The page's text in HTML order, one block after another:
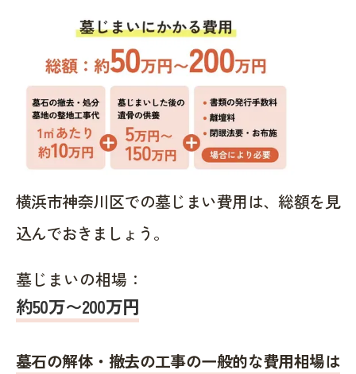
横浜市神奈川区での墓じまい費用は、総額を見
込んでおきましょう。
墓じまいの相場：
約50万〜200万円
墓石の解体・撤去の工事の一般的な費用相場は